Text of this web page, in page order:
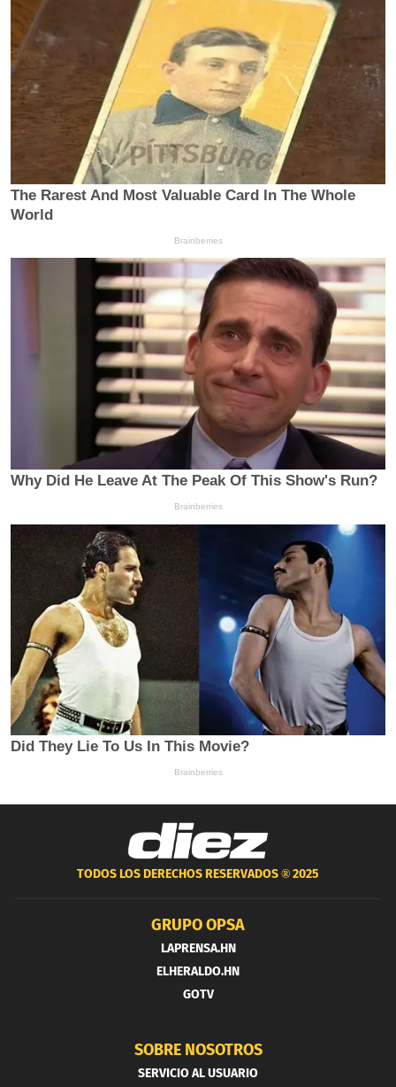
TODOS LOS DERECHOS RESERVADOS ®2025
GRUPO OPSA
LAPRENSA.HN
ELHERALDO.HN
GOTV
SOBRE NOSOTROS
SERVICIO AL USUARIO